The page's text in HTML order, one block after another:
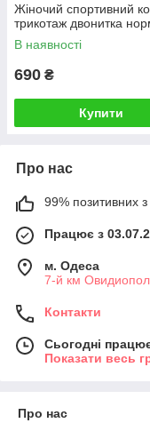
Жіночий спортивний
трикотаж двонитка
В наявності
690 ₴
Купити
Про нас
99% позитивних з
Працює з
м. Одеса
7-й км
Контакти
Сьогодні
Показати весь
Про нас